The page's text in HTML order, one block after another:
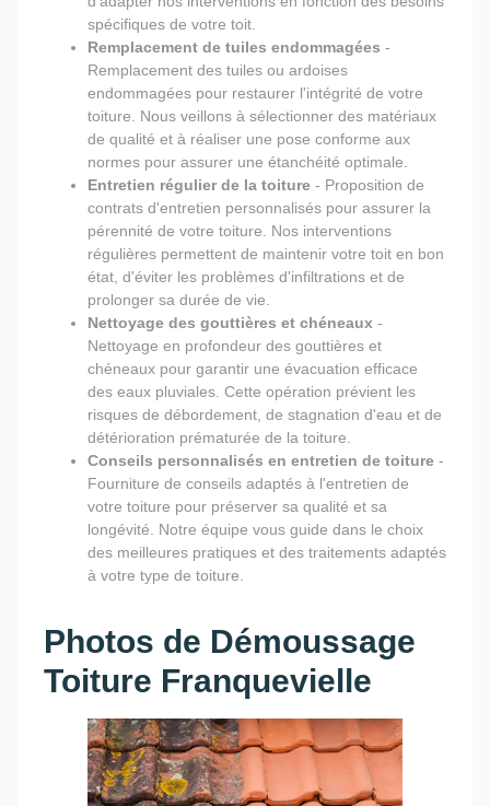
spécifiques de votre toit.
Remplacement de tuiles endommagées -
Remplacement des tuiles ou ardoises
endommagées pour restaurer l'intégrité de votre
toiture. Nous veillons à sélectionner des matériaux
de qualité et à réaliser une pose conforme aux
normes pour assurer une étanchéité optimale.
Entretien régulier de la toiture - Proposition de
contrats d'entretien personnalisés pour assurer la
pérennité de votre toiture. Nos interventions
régulières permettent de maintenir votre toit en bon
état, d'éviter les problèmes d'infiltrations et de
prolonger sa durée de vie.
Nettoyage des gouttières et chéneaux -
Nettoyage en profondeur des gouttières et
chéneaux pour garantir une évacuation efficace
des eaux pluviales. Cette opération prévient les
risques de débordement, de stagnation d'eau et de
détérioration prématurée de la toiture.
Conseils personnalisés en entretien de toiture -
Fourniture de conseils adaptés à l'entretien de
votre toiture pour préserver sa qualité et sa
longévité. Notre équipe vous guide dans le choix
des meilleures pratiques et des traitements adaptés
à votre type de toiture.
Photos de Démoussage
Toiture Franquevielle